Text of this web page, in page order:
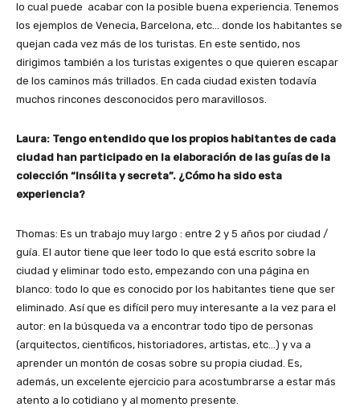
lo cual puede acabar con la posible buena experiencia. Tenemos
los ejemplos de Venecia, Barcelona, etc… donde los habitantes se
quejan cada vez más de los turistas. En este sentido, nos
dirigimos también a los turistas exigentes o que quieren escapar
de los caminos más trillados. En cada ciudad existen todavía
muchos rincones desconocidos pero maravillosos.
Laura: Tengo entendido que los propios habitantes de cada
ciudad han participado en la elaboración de las guías de la
colección “Insólita y secreta”. ¿Cómo ha sido esta
experiencia?
Thomas: Es un trabajo muy largo : entre 2 y 5 años por ciudad /
guía. El autor tiene que leer todo lo que está escrito sobre la
ciudad y eliminar todo esto, empezando con una página en
blanco: todo lo que es conocido por los habitantes tiene que ser
eliminado. Así que es difícil pero muy interesante a la vez para el
autor: en la búsqueda va a encontrar todo tipo de personas
(arquitectos, científicos, historiadores, artistas, etc…) y va a
aprender un montón de cosas sobre su propia ciudad. Es,
además, un excelente ejercicio para acostumbrarse a estar más
atento a lo cotidiano y al momento presente.